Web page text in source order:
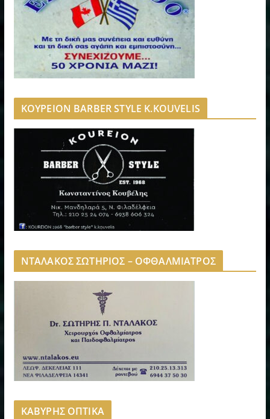
ΚΟΥΡΕΙΟΝ BARBER STYLE K.KOUVELIS
ΝΤΑΛΑΚΟΣ ΣΩΤΗΡΙΟΣ – ΟΦΘΑΛΜΙΑΤΡΟΣ
ΚΑΒΥΡΗΣ ΟΠΤΙΚΑ